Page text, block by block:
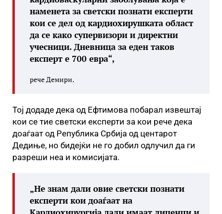
наменета за светски познати експерти
кои се дел од кардиохирушката област
да се како супервизори и директни
учесници. Дневница за еден таков
експерт е 700 евра“,
рече Демири.
Тој додаде дека од Ефтимова побарал извештај
кои се тие светски експерти за кои рече дека
доаѓаат од Република Србија од центарот
Дедиње, но бидејќи не го добил одлучил да ги
разреши неа и комисијата.
„Не знам дали овие светски познати
експерти кои доаѓаат на